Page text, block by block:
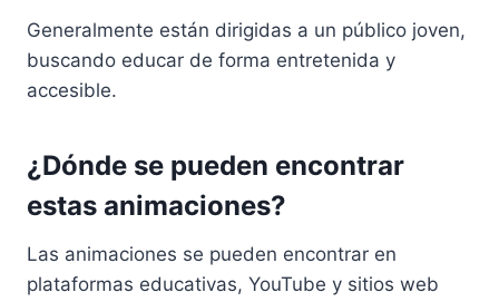
Generalmente están dirigidas a un público joven,
buscando educar de forma entretenida y
accesible.
¿Dónde se pueden encontrar
estas animaciones?
Las animaciones se pueden encontrar en
plataformas educativas, YouTube y sitios web